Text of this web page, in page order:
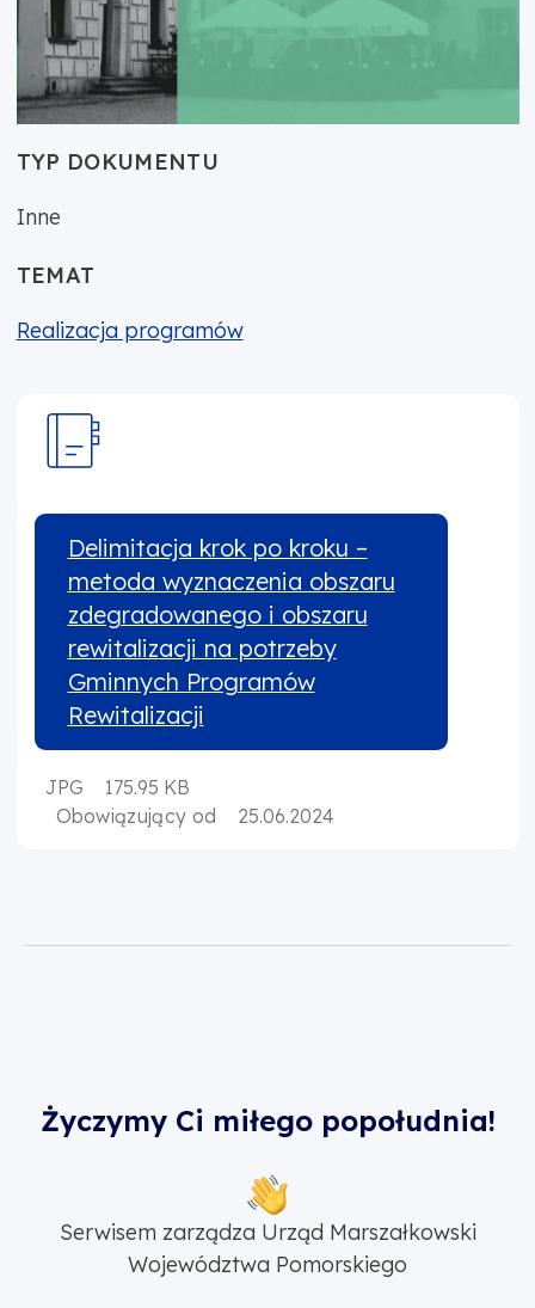
TYP DOKUMENTU
Inne
TEMAT
Realizacja programów
Delimitacja krok po kroku –
metoda wyznaczenia obszaru
zdegradowanego i obszaru
rewitalizacji na potrzeby
Gminnych Programów
Rewitalizacji
JPG
175.95 KB
Obowiązujący od
25.06.2024
Życzymy Ci miłego popołudnia!
Serwisem zarządza Urząd Marszałkowski
Województwa Pomorskiego